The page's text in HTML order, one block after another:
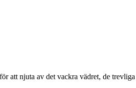
njuta av det vackra vädret, de